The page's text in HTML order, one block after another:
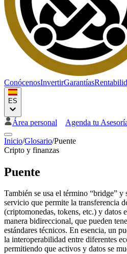
ConócenosInvertirGarantías
ES
Área personal Agenda tu
Inicio/Glosario/Puente
Cripto y finanzas
Puente
También se usa el término “bridge” y
servicio que permite la transferencia
(criptomonedas, tokens, etc.) y datos
manera bidireccional, que pueden
estándares técnicos. En esencia, un
la interoperabilidad entre diferentes
permitiendo que activos y datos se